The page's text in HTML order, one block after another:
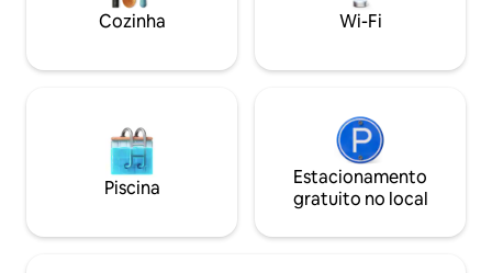
Cozinha Wi-Fi
Piscina
Estacionamento
gratuito no local